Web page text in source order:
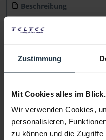
Zustimmung
Mit Cookies alles im
Wir verwenden Cookies,
personalisieren,
zu können und die
Beschreibung
Akkulader und verfügt über
Beratung
Infos zu Hersteller &
Folgende Infos zum